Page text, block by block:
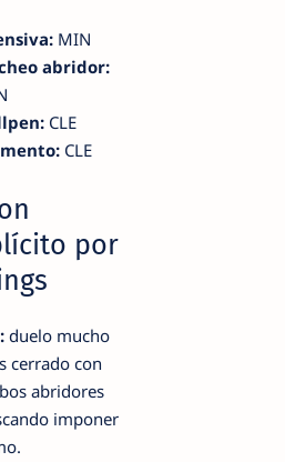
MIN
abridor:
CLE
CLE
por
duelo mucho
cerrado con
abridores
imponer